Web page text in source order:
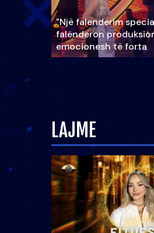
"Një falenderim
falënderon
emocionesh të forta
LAJME